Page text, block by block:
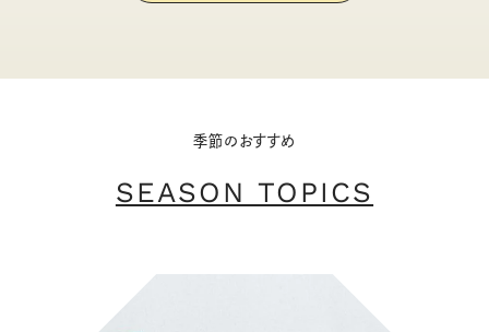
季節のおすすめ
SEASON TOPICS